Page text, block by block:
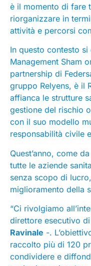
è il momento di fare
riorganizzare in
attività e percorsi
In questo contesto
Management Sham
partnership di
gruppo Relyens, è il
affianca le strutture
gestione del rischio
con il suo modello
responsabilità civile
Quest’anno, come
tutte le aziende
senza scopo di
miglioramento della
“Ci rivolgiamo
direttore esecutivo
Ravinale -.
raccolto più di 120
condividere e